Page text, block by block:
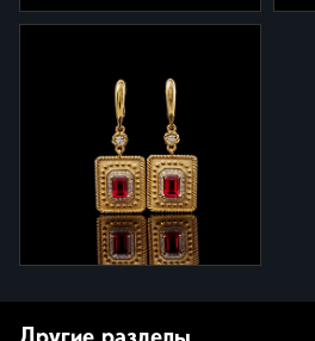
Подвеска 3-879.2 из
желтого золота с
бриллиантами